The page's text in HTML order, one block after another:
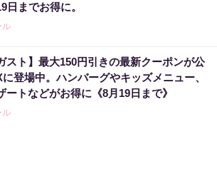
日までお得に。
ル
スト】最大150円引きの最新クーポンが公
に登場中。ハンバーグやキッズメニュー、
ートなどがお得に《8月19日まで》
ル